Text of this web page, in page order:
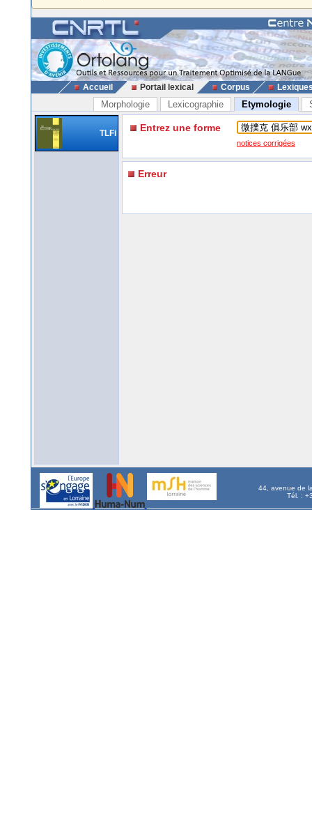
Accueil Portail lexical Corpus
Morphologie Lexicographie Etymologie
TLFi Entrez une forme
notices corrigées
Erreur
44, avenue de
Tél. :